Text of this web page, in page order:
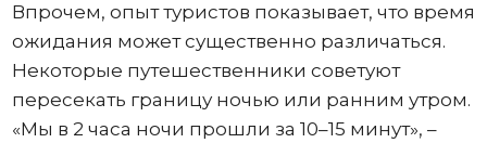
Впрочем, опыт туристов показывает, что время
ожидания может существенно различаться.
Некоторые путешественники советуют
пересекать границу ночью или ранним утром.
«Мы в 2 часа ночи прошли за 10–15 минут», –